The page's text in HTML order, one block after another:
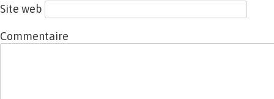
Site web
Commentaire